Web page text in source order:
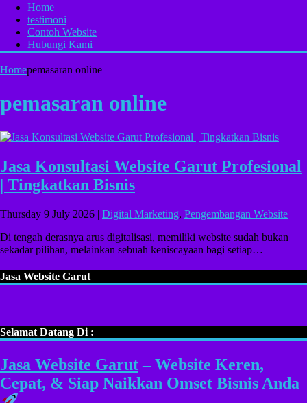
Home
testimoni
Contoh Website
Hubungi Kami
Homepemasaran online
pemasaran online
Jasa Konsultasi Website Garut Profesional
| Tingkatkan Bisnis
Thursday 9 July 2026 | Digital Marketing, Pengembangan Website
Di tengah derasnya arus digitalisasi, memiliki website sudah bukan
sekadar pilihan, melainkan sebuah keniscayaan bagi setiap…
Jasa Website Garut
Selamat Datang Di :
Jasa Website Garut– Website Keren,
Cepat, & Siap Naikkan Omset Bisnis Anda